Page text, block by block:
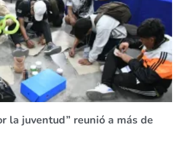
la juventud” reunió a más de